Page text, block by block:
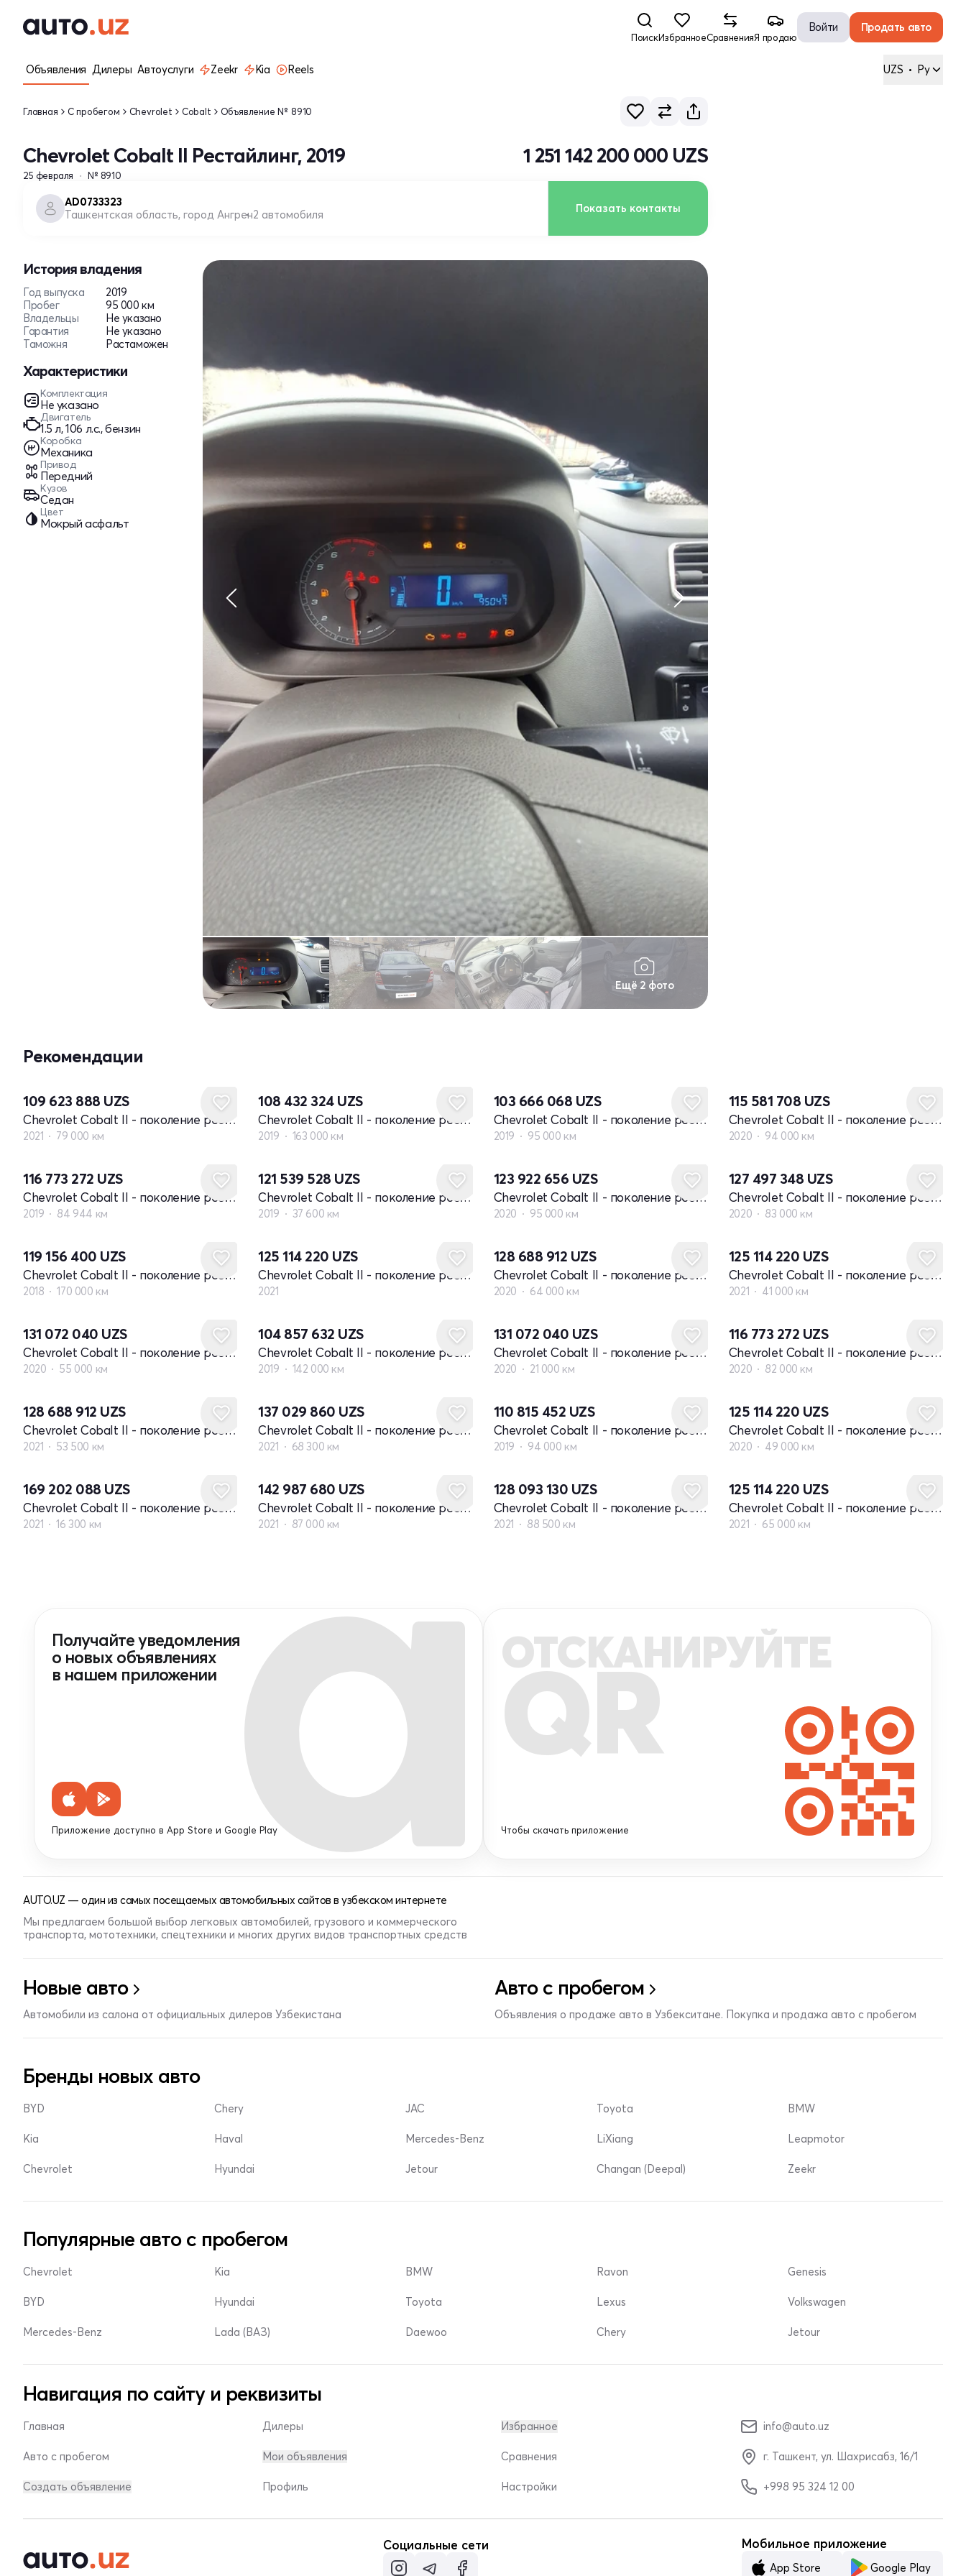
ПоискИзбранноеСравненияЯ продаю
Войти Продать авто
Объявления Дилеры Автоуслуги Zeekr Kia Reels UZS • Ру
Главная С пробегом Chevrolet Cobalt Объявление № 8910
Chevrolet Cobalt II Рестайлинг, 2019
25 февраля № 8910
1 251 142 200 000 UZS
AD0733323
Ташкентская область, город Ангрен2 автомобиля Показать контакты
История владения
Год выпуска
2019
Пробег
95 000 км
Владельцы
Не указано
Гарантия
Не указано
Таможня
Растаможен
Характеристики
Комплектация
Не указано
Двигатель
1.5 л, 106 л.с., бензин
Коробка
Механика
Привод
Передний
Кузов
Седан
Цвет
Мокрый асфальт
Ещё 2 фото
Рекомендации
109 623 888 UZS
Chevrolet Cobalt II - поколение рестайлинг
2021 79 000 км
108 432 324 UZS
Chevrolet Cobalt II - поколение рестайлинг
2019 163 000 км
103 666 068 UZS
Chevrolet Cobalt II - поколение рестайлинг
2019 95 000 км
115 581 708 UZS
Chevrolet Cobalt II - поколение рестайлинг
2020 94 000 км
116 773 272 UZS
Chevrolet Cobalt II - поколение рестайлинг
2019 84 944 км
121 539 528 UZS
Chevrolet Cobalt II - поколение рестайлинг
2019 37 600 км
123 922 656 UZS
Chevrolet Cobalt II - поколение рестайлинг
2020 95 000 км
127 497 348 UZS
Chevrolet Cobalt II - поколение рестайлинг
2020 83 000 км
119 156 400 UZS
Chevrolet Cobalt II - поколение рестайлинг
2018 170 000 км
125 114 220 UZS
Chevrolet Cobalt II - поколение рестайлинг
2021
128 688 912 UZS
Chevrolet Cobalt II - поколение рестайлинг
2020 64 000 км
125 114 220 UZS
Chevrolet Cobalt II - поколение рестайлинг
2021 41 000 км
131 072 040 UZS
Chevrolet Cobalt II - поколение рестайлинг
2020 55 000 км
104 857 632 UZS
Chevrolet Cobalt II - поколение рестайлинг
2019 142 000 км
131 072 040 UZS
Chevrolet Cobalt II - поколение рестайлинг
2020 21 000 км
116 773 272 UZS
Chevrolet Cobalt II - поколение рестайлинг
2020 82 000 км
128 688 912 UZS
Chevrolet Cobalt II - поколение рестайлинг
2021 53 500 км
137 029 860 UZS
Chevrolet Cobalt II - поколение рестайлинг
2021 68 300 км
110 815 452 UZS
Chevrolet Cobalt II - поколение рестайлинг
2019 94 000 км
125 114 220 UZS
Chevrolet Cobalt II - поколение рестайлинг
2020 49 000 км
169 202 088 UZS
Chevrolet Cobalt II - поколение рестайлинг
2021 16 300 км
142 987 680 UZS
Chevrolet Cobalt II - поколение рестайлинг
2021 87 000 км
128 093 130 UZS
Chevrolet Cobalt II - поколение рестайлинг
2021 88 500 км
125 114 220 UZS
Chevrolet Cobalt II - поколение рестайлинг
2021 65 000 км
Получайте уведомления
о новых объявлениях
в нашем приложении
Приложение доступно в App Store и Google Play
ОТСКАНИРУЙТЕ
QR
Чтобы скачать приложение
AUTO.UZ — один из самых посещаемых автомобильных сайтов в узбекском интернете
Мы предлагаем большой выбор легковых автомобилей, грузового и коммерческого
транспорта, мототехники, спецтехники и многих других видов транспортных средств
Новые авто
Автомобили из салона от официальных дилеров Узбекистана
Авто с пробегом
Объявления о продаже авто в Узбекситане. Покупка и продажа авто с пробегом
Бренды новых авто
BYD
Kia
Chevrolet
Chery
Haval
Hyundai
JAC
Mercedes-Benz
Jetour
Toyota
LiXiang
Changan (Deepal)
BMW
Leapmotor
Zeekr
Популярные авто с пробегом
Chevrolet
BYD
Mercedes-Benz
Kia
Hyundai
Lada (ВАЗ)
BMW
Toyota
Daewoo
Ravon
Lexus
Chery
Genesis
Volkswagen
Jetour
Навигация по сайту и реквизиты
Главная
Авто с пробегом
Создать объявление
Дилеры
Мои объявления
Профиль
Избранное
Сравнения
Настройки
info@auto.uz
г. Ташкент, ул. Шахрисабз, 16/1
+998 95 324 12 00
Социальные сети Мобильное приложение
App Store Google Play